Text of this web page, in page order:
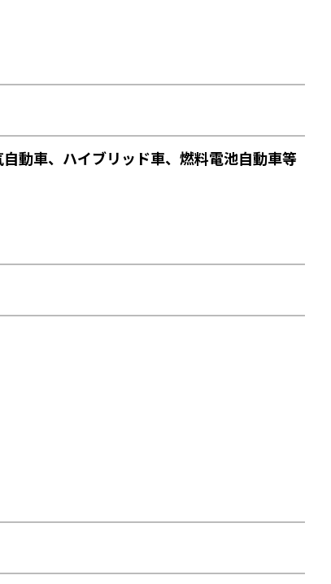
動車、ハイブリッド車、燃料電池自動車等